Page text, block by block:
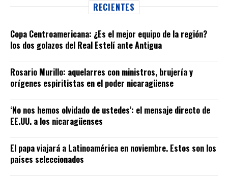
RECIENTES
Copa Centroamericana: ¿Es el mejor equipo de la región?
los dos golazos del Real Estelí ante Antigua
Rosario Murillo: aquelarres con ministros, brujería y
orígenes espiritistas en el poder nicaragüense
‘No nos hemos olvidado de ustedes’: el mensaje directo de
EE.UU. a los nicaragüenses
El papa viajará a Latinoamérica en noviembre. Estos son los
países seleccionados